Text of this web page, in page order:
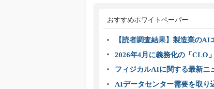
おすすめホワイトペーパー
【読者調査結果】製造業の
2026年4月に義務化の「CLO
フィジカルAIに関する最新ニ
AIデータセンター需要を取り